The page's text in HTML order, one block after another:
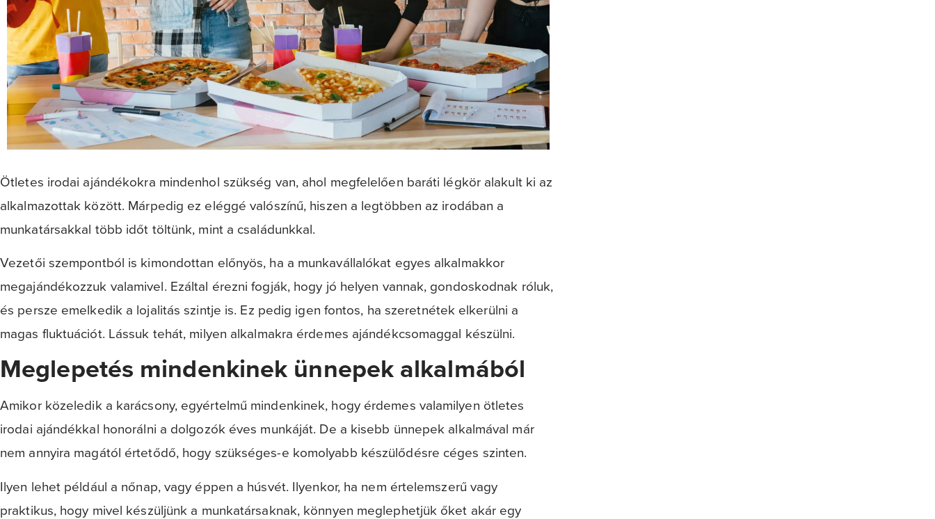
Ötletes irodai ajándékokra mindenhol szükség van, ahol megfelelően baráti légkör alakult ki az
alkalmazottak között. Márpedig ez eléggé valószínű, hiszen a legtöbben az irodában a
munkatársakkal több időt töltünk, mint a családunkkal.
Vezetői szempontból is kimondottan előnyös, ha a munkavállalókat egyes alkalmakkor
megajándékozzuk valamivel. Ezáltal érezni fogják, hogy jó helyen vannak, gondoskodnak róluk,
és persze emelkedik a lojalitás szintje is. Ez pedig igen fontos, ha szeretnétek elkerülni a
magas fluktuációt. Lássuk tehát, milyen alkalmakra érdemes ajándékcsomaggal készülni.
Meglepetés mindenkinek ünnepek alkalmából
Amikor közeledik a karácsony, egyértelmű mindenkinek, hogy érdemes valamilyen ötletes
irodai ajándékkal honorálni a dolgozók éves munkáját. De a kisebb ünnepek alkalmával már
nem annyira magától értetődő, hogy szükséges-e komolyabb készülődésre céges szinten.
Ilyen lehet például a nőnap, vagy éppen a húsvét. Ilyenkor, ha nem értelemszerű vagy
praktikus, hogy mivel készüljünk a munkatársaknak, könnyen meglephetjük őket akár egy